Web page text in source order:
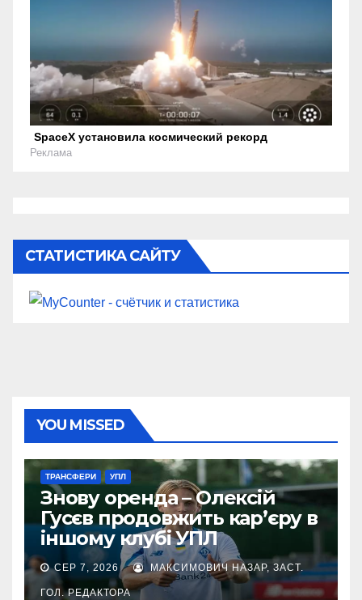
SpaceX установила космический рекорд
Реклама
СТАТИСТИКА САЙТУ
YOU MISSED
ТРАНСФЕРИ УПЛ
Знову оренда – Олексій
Гусєв продовжить кар’єру в
іншому клубі УПЛ
СЕР 7, 2026 МАКСИМОВИЧ НАЗАР, ЗАСТ.
ГОЛ. РЕДАКТОРА